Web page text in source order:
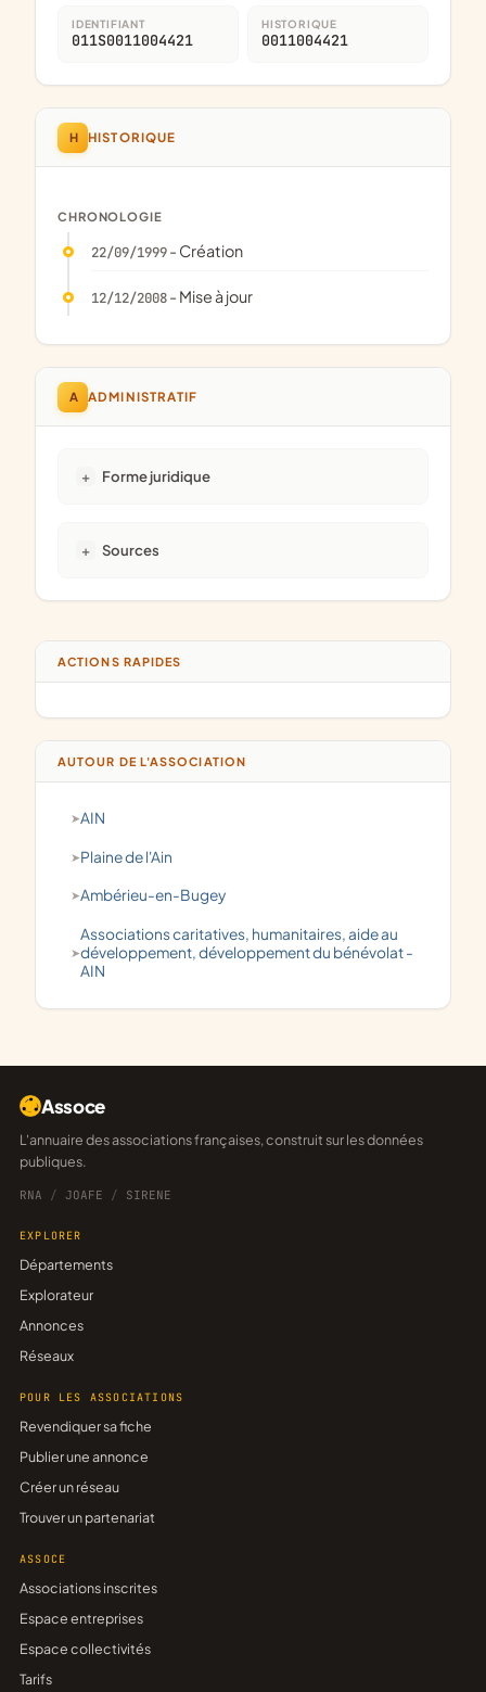
IDENTIFIANT
011S0011004421
HISTORIQUE
0011004421
H HISTORIQUE
CHRONOLOGIE
22/09/1999- Création
12/12/2008- Mise à jour
A ADMINISTRATIF
Forme juridique
Sources
ACTIONS RAPIDES
AUTOUR DE L'ASSOCIATION
AIN
Plaine de l'Ain
Ambérieu-en-Bugey
associations caritatives, humanitaires, aide au
développement, développement du bénévolat -
AIN
Assoce
L'annuaire des associations françaises, construit sur les données
publiques.
RNA / JOAFE / SIRENE
EXPLORER
Départements
Explorateur
Annonces
Réseaux
POUR LES ASSOCIATIONS
Revendiquer sa fiche
Publier une annonce
Créer un réseau
Trouver un partenariat
ASSOCE
Associations inscrites
Espace entreprises
Espace collectivités
Tarifs